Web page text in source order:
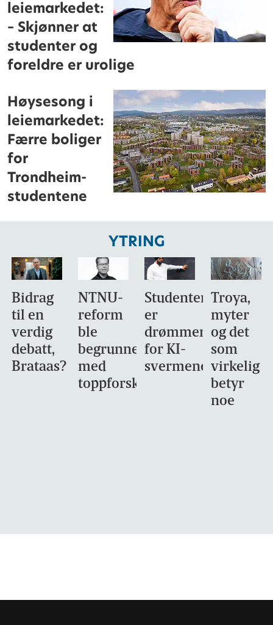
leiemarkedet:
– Skjønner at
studenter og
foreldre er urolige
Høysesong i
leiemarkedet:
Færre boliger
for
Trondheim-
studentene
YTRING
Bidrag
til en
verdig
debatt,
Brataas?
NTNU-
reform
ble
begrunnet
med
toppforskning
Studentene
er
drømmemålet
for KI-
svermene
Troya,
myter
og det
som
virkelig
betyr
noe